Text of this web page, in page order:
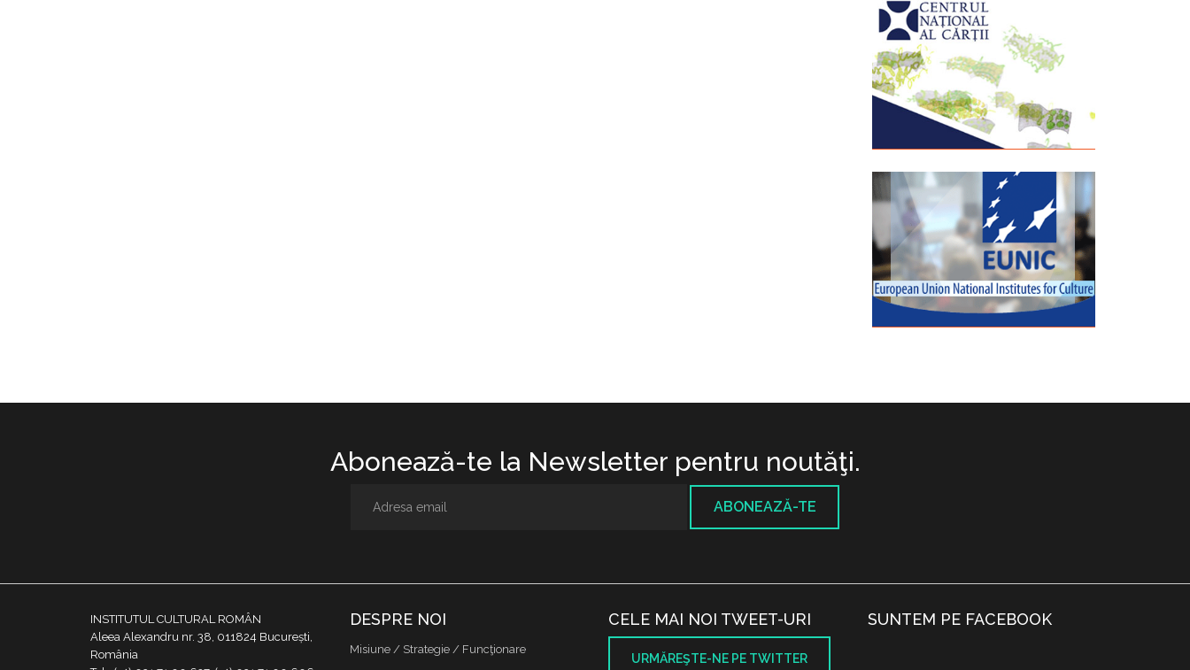
Abonează-te la Newsletter pentru noutăţi.
ABONEAZĂ-TE
INSTITUTUL CULTURAL ROMÂN
Aleea Alexandru nr. 38, 011824 București,
România
DESPRE NOI
Misiune / Strategie / Funcţionare
CELE MAI NOI TWEET-URI
URMĂREŞTE-NE PE TWITTER
SUNTEM PE FACEBOOK